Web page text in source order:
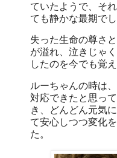
ていたようで、そ
ても静かな最期でし
失った生命の尊さ
が溢れ、泣きじゃ
したのを今でも覚え
ルーちゃんの時は
対応できたと思っ
き、どんどん元気
て安心しつつ変化
た。